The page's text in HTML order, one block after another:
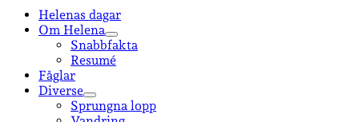
Helenas dagar
Om Helena
öppna
undermeny
Snabbfakta
Resumé
Fåglar
Diverse
öppna
undermeny
Sprungna lopp